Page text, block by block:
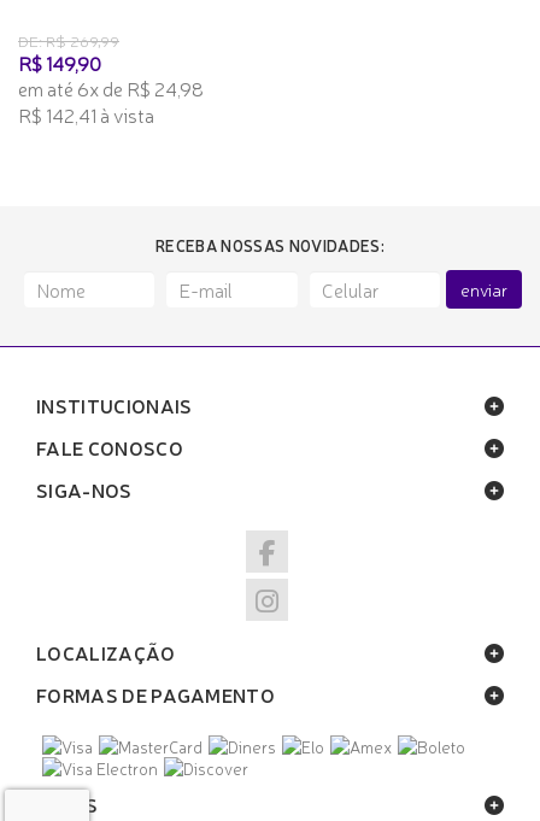
DE: R$ 269,99
R$ 149,90
em até 6x de R$ 24,98
R$ 142,41 à vista
RECEBA NOSSAS NOVIDADES:
enviar
INSTITUCIONAIS
FALE CONOSCO
SIGA-NOS
LOCALIZAÇÃO
FORMAS DE PAGAMENTO
SELOS